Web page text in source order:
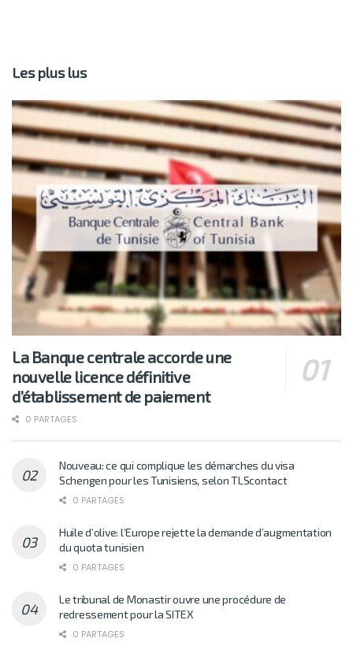
Les plus lus
La Banque centrale accorde une
nouvelle licence définitive
d’établissement de paiement
0 PARTAGES
Nouveau: ce qui complique les démarches du visa
Schengen pour les Tunisiens, selon TLScontact
0 PARTAGES
Huile d’olive: l’Europe rejette la demande d’augmentation
du quota tunisien
0 PARTAGES
Le tribunal de Monastir ouvre une procédure de
redressement pour la SITEX
0 PARTAGES